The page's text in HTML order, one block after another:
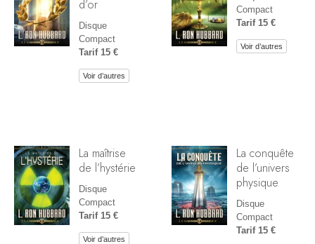
d’or
Disque
Compact
Tarif 15 €
Voir d’autres
Compact
Tarif 15 €
Voir d’autres
La maîtrise
de l’hystérie
Disque
Compact
Tarif 15 €
Voir d’autres
La conquête
de l’univers
physique
Disque
Compact
Tarif 15 €